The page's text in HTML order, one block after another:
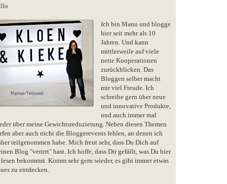
Ich bin Manu und blogge
hier seit mehr als 10
Jahren. Und kann
mittlerweile auf viele
nette Kooperationen
zurückblicken. Das
Bloggen selber macht
mir viel Freude. Ich
schreibe gern über neue
und innovative Produkte,
und auch immer mal
über meine Gewichtsreduzierung. Neben diesen Themen
aber auch nicht die Bloggerevents fehlen, an denen ich
teilgenommen habe. Mich freut sehr, dass Du Dich auf
Blog "verirrt" hast. Ich hoffe, dass Dir gefällt, was Du hier
bekommst. Komm sehr gern wieder, es gibt immer etwas
zu entdecken.